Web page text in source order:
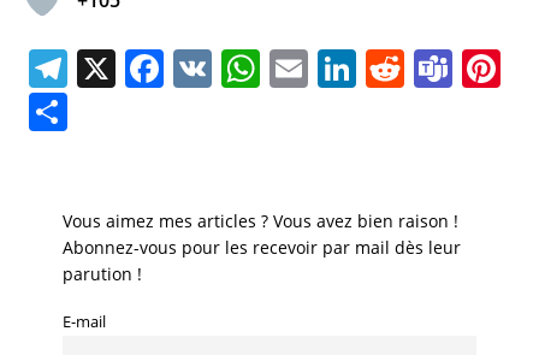
T
a
m
X F
b
o
V W
A
p
E Li
dI
n
R
t
T
s
a
g
er
Vous aimez mes articles ? Vous avez bien raison !
Abonnez-vous pour les recevoir par mail dès leur
parution !
E-mail